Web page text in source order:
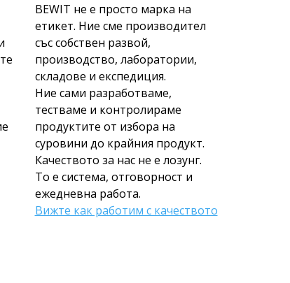
BEWIT не е просто марка на
етикет. Ние сме производител
със собствен развой,
производство, лаборатории,
складове и експедиция.
Ние сами разработваме,
тестваме и контролираме
продуктите от избора на
суровини до крайния продукт.
Качеството за нас не е лозунг.
То е система, отговорност и
ежедневна работа.
Вижте как работим с качеството